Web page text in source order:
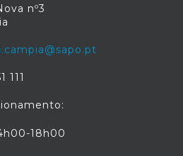
nº3
111
18h00